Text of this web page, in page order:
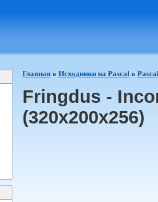
Главная » Исходники на Pascal »
Fringdus -
(320x200x256)